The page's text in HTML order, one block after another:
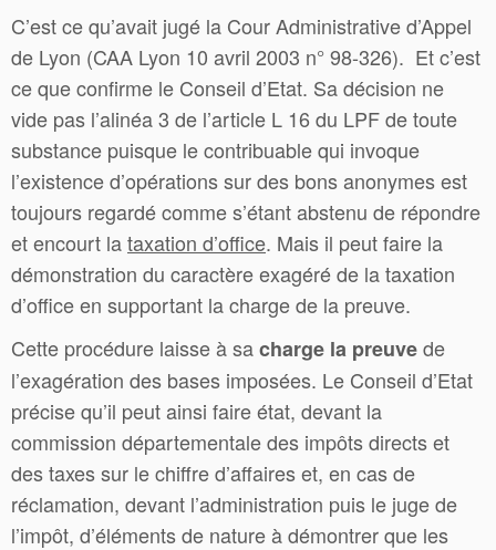
C’est ce qu’avait jugé la Cour Administrative d’Appel
de Lyon (CAA Lyon 10 avril 2003 n° 98-326). Et c’est
ce que confirme le Conseil d’Etat. Sa décision ne
vide pas l’alinéa 3 de l’article L 16 du LPF de toute
substance puisque le contribuable qui invoque
l’existence d’opérations sur des bons anonymes est
toujours regardé comme s’étant abstenu de répondre
et encourt lataxation d’office. Mais il peut faire la
démonstration du caractère exagéré de la taxation
d’office en supportant la charge de la preuve.
Cette procédure laisse à sacharge la preuvede
l’exagération des bases imposées. Le Conseil d’Etat
précise qu’il peut ainsi faire état, devant la
commission départementale des impôts directs et
des taxes sur le chiffre d’affaires et, en cas de
réclamation, devant l’administration puis le juge de
l’impôt, d’éléments de nature à démontrer que les